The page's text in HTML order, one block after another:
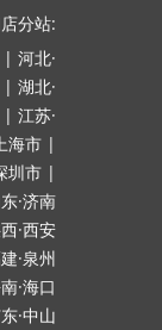
分站:
| 河北·
| 湖北·
| 江苏·
海市 |
圳市 |
·济南
·西安
·泉州
·海口
·中山